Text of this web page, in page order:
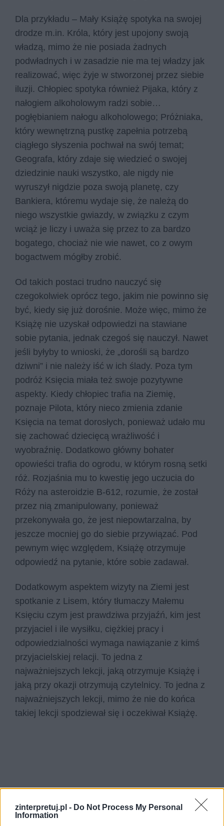
zinterpretuj.pl - Do Not Process My Personal
Information
Dla przykładu – Mały Książę spotyka na swojej
drodze m.in. Króla, który jest upojony swoją
władzą, mimo że nie posiada żadnych
podwładnych i w zasadzie nie ma tej władzy jak
realizować, więc żyje w stworzonej przez siebie
iluzji. Chłopiec spotyka również Pijaka, który z
nałogiem alkoholowym radzi sobie…
pogłębianiem nałogu alkoholowego; Próżniaka,
który wewnętrzną pustkę zapełnia potrzebą
ciągłego słyszenia pochwał na swój temat;
Geografa, który zdaje się wiedzieć o swojej
dziedzinie nauki wszystko, ale nigdy nie
wyruszył nigdzie poza swoją planetę, czy
Bankiera, któremu wydaje się, że należą do
niego wszystkie gwiazdy, w związku z czym
wciąż je liczy i uważa się przez to za bardzo
bogatego, chociaż nie wie nawet, co z owym
bogactwem mógłby zrobić.
Od takich postaci trudno nauczyć się
czegokolwiek oprócz tego, jakim nie powinno się
być, kiedy się już dorośnie. Może więc, mimo że
Książę nie uzyskał odpowiedzi na stawiane
sobie pytania, jednak czegoś się nauczył. Nawet
jeśli byłyby to wnioski, że „dorośli są bardzo
dziwni” i nie należy iść w ich ślady. Poza tym
podróż Księcia miała też swoje pozytywne
aspekty. Kiedy chłopiec trafia na Ziemię,
poznaje Pilota, który nieco zmienia zdanie
Księcia na temat dorosłych, ponieważ udało mu
się zachować dziecięcą wrażliwość i
wyobraźnię. Dodatkowo główny bohater
opowieści trafia do ogrodu, w którym rosną setki
róż. Rozjaśnia mu to kwestię jego uczucia do
Róży na asteroidzie B-612, rozumie, że został
przez nią zmanipulowany, ponieważ
przekonywała go, że jest niepowtarzalna, by
jeszcze mocniej go do siebie przywiązać. Pod
pewnym więc względem, Książę otrzymuje
odpowiedź na pytanie, które sobie zadawał.
Dodatkowym aspektem wizyty na Ziemi jest
spotkanie z Lisem, który tłumaczy Małemu
Księciu czym jest prawdziwa przyjaźń, kim jest
przyjaciel i ile wysiłku, ciężkiej pracy i
odpowiedzialności wymaga nawiązanie z kimś
przyjacielskiej relacji. To jedna z
najważniejszych lekcji, jaką otrzymuje Książę i
jaką przy okazji otrzymują czytelnicy. To jedna z
najważniejszych lekcji, mimo że nie do końca
takiej lekcji spodziewał się i oczekiwał Książę.